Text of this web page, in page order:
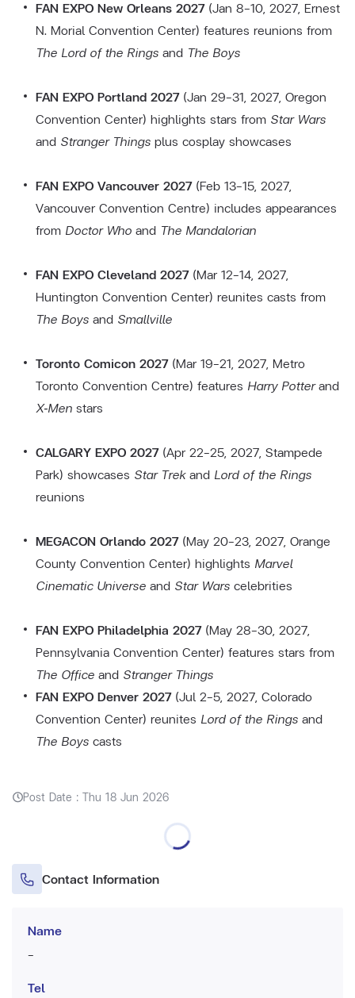
FAN EXPO New Orleans 2027(Jan 8–10, 2027, Ernest
N. Morial Convention Center) features reunions from
The Lord of the Rings and The Boys
FAN EXPO Portland 2027(Jan 29–31, 2027, Oregon
Convention Center) highlights stars from Star Wars
and Stranger Things plus cosplay showcases
FAN EXPO Vancouver 2027(Feb 13–15, 2027,
Vancouver Convention Centre) includes appearances
from Doctor Who and The Mandalorian
FAN EXPO Cleveland 2027(Mar 12–14, 2027,
Huntington Convention Center) reunites casts from
The Boys and Smallville
Toronto Comicon 2027(Mar 19–21, 2027, Metro
Toronto Convention Centre) features Harry Potterand
X‑Men stars
CALGARY EXPO 2027(Apr 22–25, 2027, Stampede
Park) showcases Star Trekand Lord of the Rings
reunions
MEGACON Orlando 2027(May 20–23, 2027, Orange
County Convention Center) highlights Marvel
Cinematic Universe and Star Wars celebrities
FAN EXPO Philadelphia 2027(May 28–30, 2027,
Pennsylvania Convention Center) features stars from
The Office and Stranger Things
FAN EXPO Denver 2027(Jul 2–5, 2027, Colorado
Convention Center) reunites Lord of the Rings and
The Boys casts
Post Date : Thu 18 Jun 2026
Contact Information
Name
-
Tel